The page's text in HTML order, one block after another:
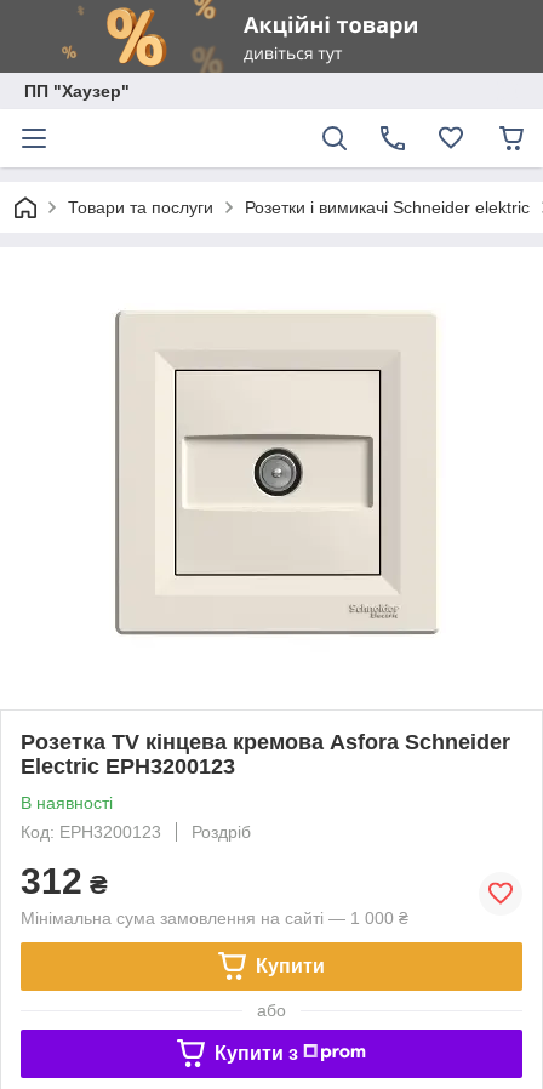
ПП "Хаузер"
Товари та послуги Розетки і вимикачі Schneider elektric
Розетка TV кінцева кремова Asfora Schneider
Electric EPH3200123
В наявності
Код: EPH3200123
Роздріб
312 ₴
Мінімальна сума замовлення на сайті — 1 000 ₴
Купити
або
Купити з